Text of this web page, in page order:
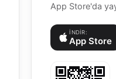
App Store'da
İNDIR:
App Store